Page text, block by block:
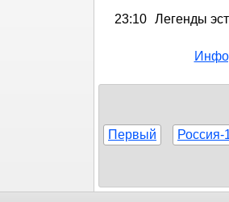
23:10 Легенды
Первый Россия-